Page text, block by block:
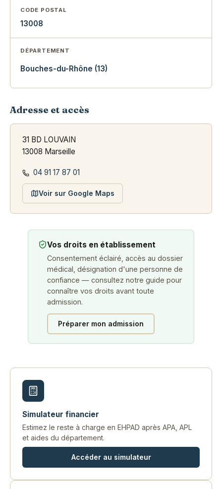
CODE POSTAL
13008
DÉPARTEMENT
Bouches-du-Rhône (13)
Adresse et accès
31 BD LOUVAIN
13008 Marseille
04 91 17 87 01
Voir sur Google Maps
Vos droits en établissement
Consentement éclairé, accès au dossier
médical, désignation d'une personne de
confiance — consultez notre guide pour
connaître vos droits avant toute
admission.
Préparer mon admission
Simulateur financier
Estimez le reste à charge en EHPAD après APA, APL
et aides du département.
Accéder au simulateur